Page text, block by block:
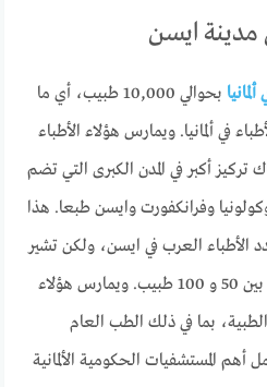
مدينة ايسن
بحوالي 10,000 طبيب، أي ما
الأطباء في ألمانيا. ويمارس هؤلاء الأطباء
تركيز أكبر في المدن الكبرى التي تضم
وفرانكفورت وايسن طبعا. هذا
الأطباء العرب في ايسن، ولكن تشير
التقديرات إلى أن عددهم يتراوح بين 50 و 100 طبيب. ويمارس هؤلاء
بما في ذلك الطب العام
المستشفيات الحكومية الألمانية